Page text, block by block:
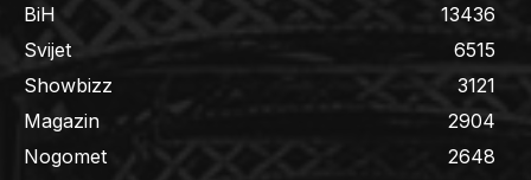
BiH
13436
Svijet
6515
Showbizz
3121
Magazin
2904
Nogomet
2648